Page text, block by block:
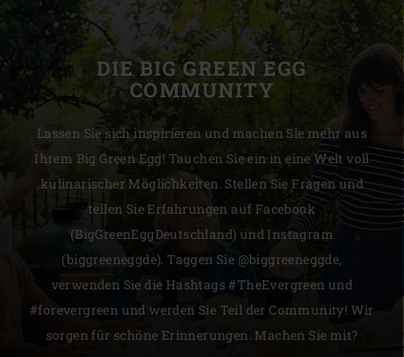
DIE BIG GREEN EGG
COMMUNITY
Lassen Sie sich inspirieren und machen Sie mehr aus
Ihrem Big Green Egg! Tauchen Sie ein in eine Welt voll
kulinarischer Möglichkeiten. Stellen Sie Fragen und
teilen Sie Erfahrungen auf Facebook
(BigGreenEggDeutschland) und Instagram
(biggreeneggde). Taggen Sie @biggreeneggde,
verwenden Sie die Hashtags #TheEvergreen und
#forevergreen und werden Sie Teil der Community! Wir
sorgen für schöne Erinnerungen. Machen Sie mit?